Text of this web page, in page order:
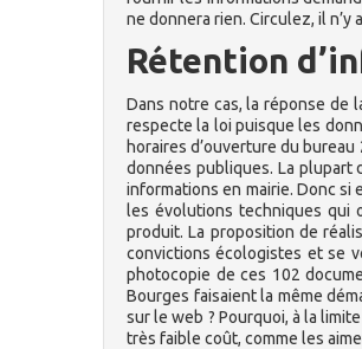
ne donnera rien. Circulez, il n’y
Rétention
Dans notre cas, la réponse de
respecte la loi puisque les
horaires d’ouverture du
données publiques. La plupart
informations en mairie. Donc si
les évolutions techniques qui
produit. La proposition de
convictions écologistes et se
photocopie de ces 102
Bourges faisaient la même
sur le web ? Pourquoi, à la
très faible coût, comme les